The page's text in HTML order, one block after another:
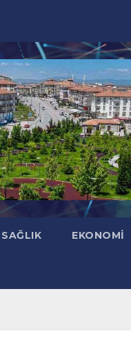
SAĞLIK EKONOMI